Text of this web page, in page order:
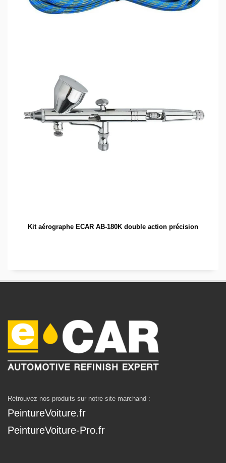
Kit aérographe ECAR AB-180K double action précision
Retrouvez nos produits sur notre site marchand :
PeintureVoiture.fr
PeintureVoiture-Pro.fr